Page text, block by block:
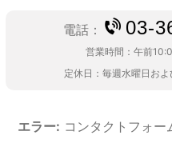
電話： 03-
営業時間：午前
定休日： 毎週水曜日お
エラー: コンタクトフォー